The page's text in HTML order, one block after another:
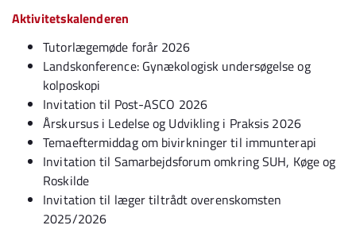
Aktivitetskalenderen
Tutorlægemøde forår 2026
Landskonference: Gynækologisk undersøgelse og
kolposkopi
Invitation til Post-ASCO 2026
Årskursus i Ledelse og Udvikling i Praksis 2026
Temaeftermiddag om bivirkninger til immunterapi
Invitation til Samarbejdsforum omkring SUH, Køge og
Roskilde
Invitation til læger tiltrådt overenskomsten
2025/2026